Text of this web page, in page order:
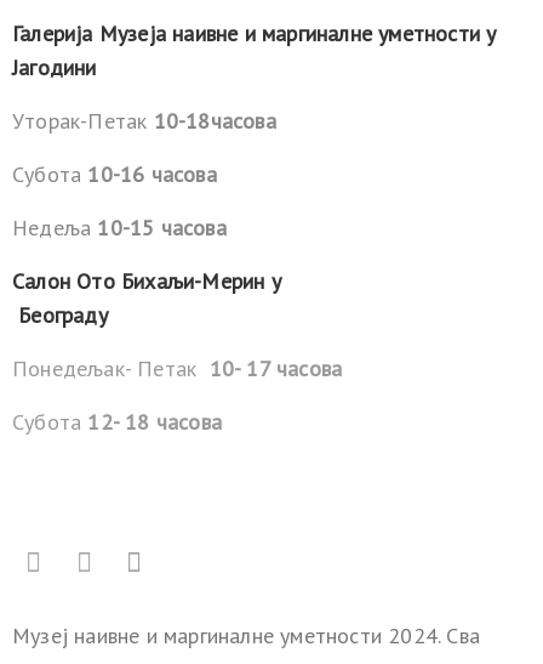
Галерија Музеја наивне и маргиналне уметности у
Јагодини
Уторак-Петак 10-18часова
Субота 10-16 часова
Недеља 10-15 часова
Салон Ото Бихаљи-Мерин у
Београду
Понедељак- Петак 10- 17 часова
Субота 12- 18 часова
Музеј наивне и маргиналне уметности 2024. Сва